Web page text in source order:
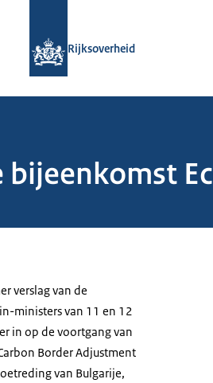
Rijksoverheid
verslag van de
ministers van 11 en 12
in op de voortgang van
Border Adjustment
van Bulgarije,